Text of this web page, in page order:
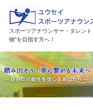
スポーツアナウンサー・タレン
物"を目指す方へ！
HOME
講座紹介